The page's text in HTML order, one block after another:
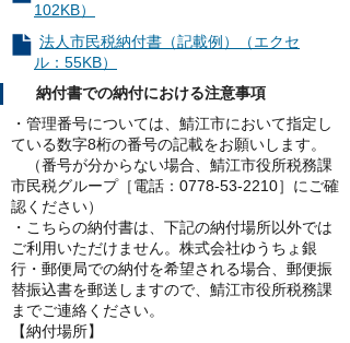
102KB）
法人市民税納付書（記載例）（エクセ
ル：55KB）
納付書での納付における注意事項
・管理番号については、鯖江市において指定し
ている数字8桁の番号の記載をお願いします。
（番号が分からない場合、鯖江市役所税務課
市民税グループ［電話：0778-53-2210］にご確
認ください）
・こちらの納付書は、下記の納付場所以外では
ご利用いただけません。株式会社ゆうちょ銀
行・郵便局での納付を希望される場合、郵便振
替振込書を郵送しますので、鯖江市役所税務課
までご連絡ください。
【納付場所】